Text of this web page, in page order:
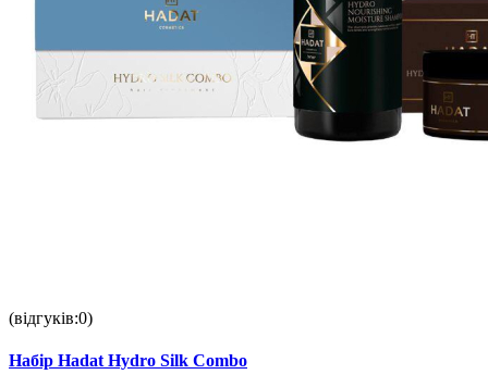
(відгуків:0)
Набір Hadat Hydro Silk Combo